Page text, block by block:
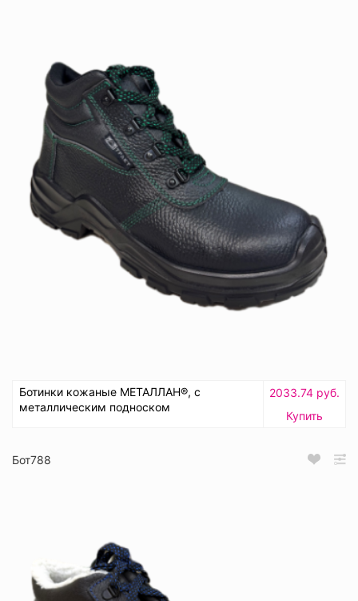
Ботинки кожаные МЕТАЛЛАН®, с
металлическим подноском
2033.74 руб.
Купить
Бот788